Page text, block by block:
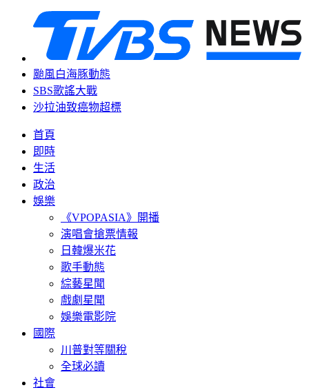
颱風白海豚動態
SBS歌謠大戰
沙拉油致癌物超標
首頁
即時
生活
政治
娛樂
《VPOPASIA》開播
演唱會搶票情報
日韓爆米花
歌手動態
綜藝星聞
戲劇星聞
娛樂電影院
國際
川普對等關稅
全球必讀
社會